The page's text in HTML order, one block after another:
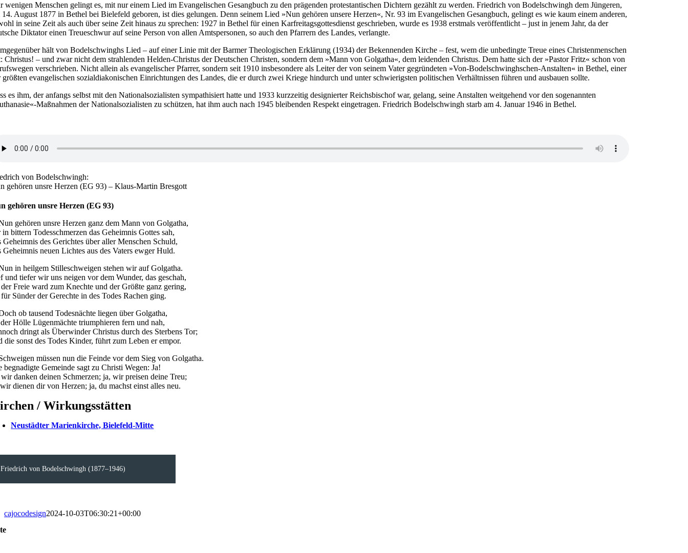
wenigen Menschen gelingt es, mit nur einem Lied im Evangelischen Gesangbuch zu den prägenden protestantischen Dichtern gezählt zu werden. Friedrich von Bodelschwingh dem Jüngeren,
14. August 1877 in Bethel bei Bielefeld geboren, ist dies gelungen. Denn seinem Lied »Nun gehören unsere Herzen«, Nr. 93 im Evangelischen Gesangbuch, gelingt es wie kaum einem anderen,
in seine Zeit als auch über seine Zeit hinaus zu sprechen: 1927 in Bethel für einen Karfreitagsgottesdienst geschrieben, wurde es 1938 erstmals veröffentlicht – just in jenem Jahr, da der
Diktator einen Treueschwur auf seine Person von allen Amtspersonen, so auch den Pfarrern des Landes, verlangte.
hält von Bodelschwinghs Lied – auf einer Linie mit der Barmer Theologischen Erklärung (1934) der Bekennenden Kirche – fest, wem die unbedingte Treue eines Christenmenschen
Christus! – und zwar nicht dem strahlenden Helden-Christus der Deutschen Christen, sondern dem »Mann von Golgatha«, dem leidenden Christus. Dem hatte sich der »Pastor Fritz« schon von
verschrieben. Nicht allein als evangelischer Pfarrer, sondern seit 1910 insbesondere als Leiter der von seinem Vater gegründeten »Von-Bodelschwinghschen-Anstalten« in Bethel, einer
größten evangelischen sozialdiakonischen Einrichtungen des Landes, die er durch zwei Kriege hindurch und unter schwierigsten politischen Verhältnissen führen und ausbauen sollte.
es ihm, der anfangs selbst mit den Nationalsozialisten sympathisiert hatte und 1933 kurzzeitig designierter Reichsbischof war, gelang, seine Anstalten weitgehend vor den sogenannten
Maßnahmen der Nationalsozialisten zu schützen, hat ihm auch nach 1945 bleibenden Respekt eingetragen. Friedrich Bodelschwingh starb am 4. Januar 1946 in Bethel.
von Bodelschwingh:
gehören unsre Herzen (EG 93) – Klaus-Martin Bresgott
gehören unsre Herzen (EG 93)
gehören unsre Herzen ganz dem Mann von Golgatha,
in bittern Todesschmerzen das Geheimnis Gottes sah,
Geheimnis des Gerichtes über aller Menschen Schuld,
Geheimnis neuen Lichtes aus des Vaters ewger Huld.
in heilgem Stilleschweigen stehen wir auf Golgatha.
und tiefer wir uns neigen vor dem Wunder, das geschah,
der Freie ward zum Knechte und der Größte ganz gering,
für Sünder der Gerechte in des Todes Rachen ging.
ob tausend Todesnächte liegen über Golgatha,
Hölle Lügenmächte triumphieren fern und nah,
dringt als Überwinder Christus durch des Sterbens Tor;
die sonst des Todes Kinder, führt zum Leben er empor.
müssen nun die Feinde vor dem Sieg von Golgatha.
begnadigte Gemeinde sagt zu Christi Wegen: Ja!
wir danken deinen Schmerzen; ja, wir preisen deine Treu;
dienen dir von Herzen; ja, du machst einst alles neu.
/ Wirkungsstätten
Neustädter Marienkirche, Bielefeld-Mitte
Friedrich von Bodelschwingh (1877–1946)
cajocodesign2024-10-03T06:30:21+00:00